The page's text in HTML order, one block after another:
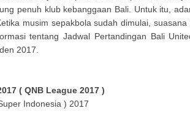
penuh klub kebanggaan Bali. Untuk itu,
musim sepakbola sudah dimulai,
tentang Jadwal Pertandingan Bali
2017.
( QNB League 2017 )
Indonesia ) 2017